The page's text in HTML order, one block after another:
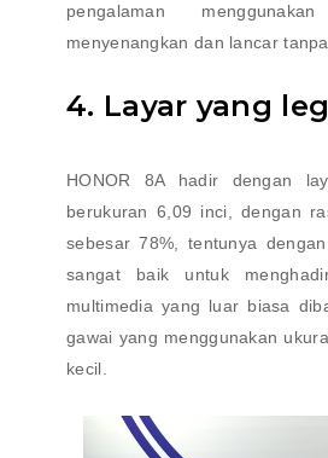
pengalaman
menyenangkan dan lancar
4. Layar yang
HONOR 8A hadir dengan
berukuran 6,09 inci, dengan
sebesar 78%, tentunya
sangat baik untuk
multimedia yang luar biasa
gawai yang menggunakan
kecil.